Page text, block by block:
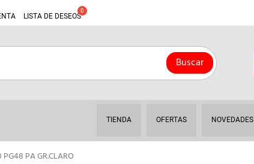
LISTA DE DESEOS
Buscar
TIENDA OFERTAS NOVEDADES
PA GR.CLARO